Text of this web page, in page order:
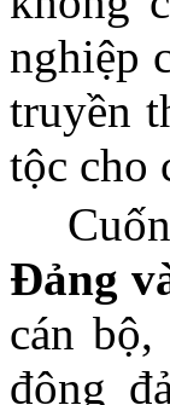
nghiệp
truyền
tộc cho
Đảng
cán
đông